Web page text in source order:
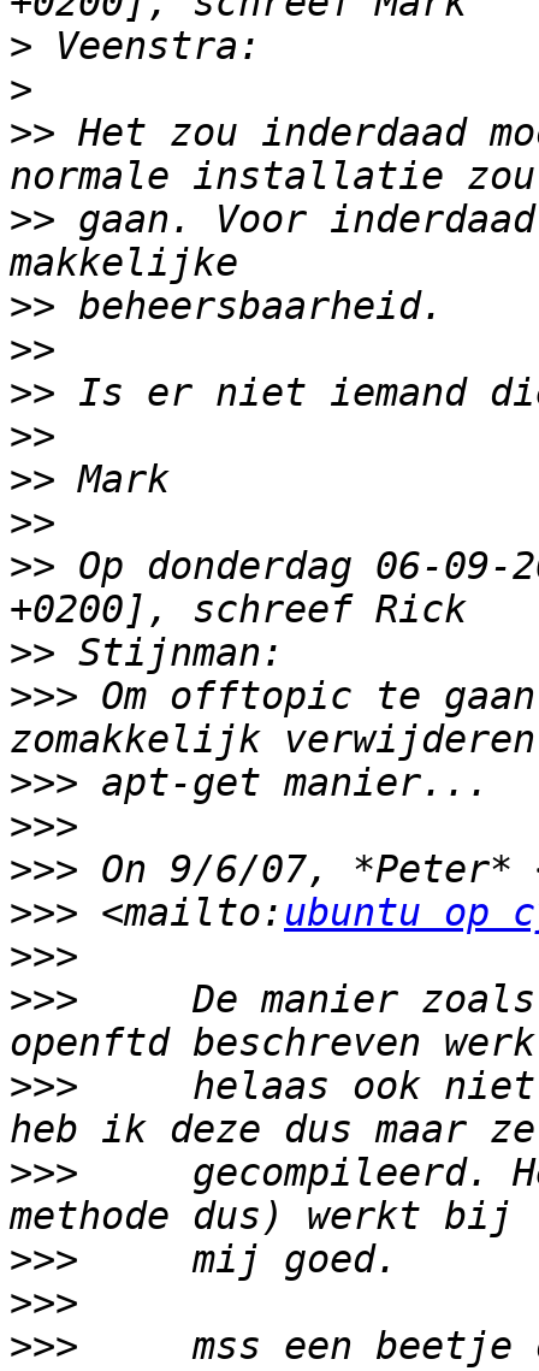
>
>
>> Het zou inderdaad
>> gaan. Voor
>>
>>
>>
>>
>>
>>
>> Op donderdag 06-
>>
>>> Om offtopic te
>>>
>>>
>>> On 9/6/07,
>>> <mailto: ubuntu op
>>>
>>>
De manier
>>>
helaas ook
>>>
gecompileerd.
>>>
>>>
>>>
mss een beetje